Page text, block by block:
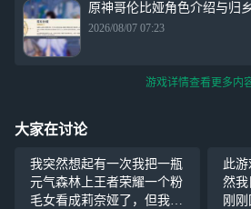
原神哥伦比娅角色介绍与归
2026/08/07 07:23
游戏详情查看更多内
大家在讨论
我突然想起有一次我把一瓶
元气森林上王者荣耀一个粉
毛女看成莉奈娅了，但我寻
此
然我
刚